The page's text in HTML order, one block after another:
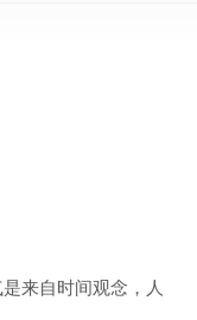
来自时间观念，人